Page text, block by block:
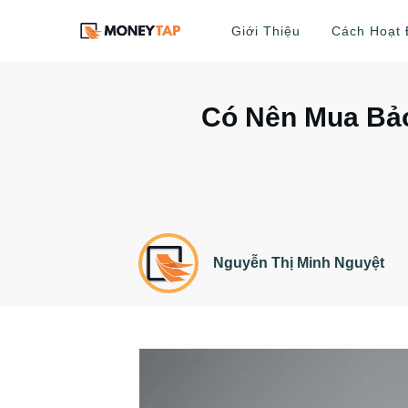
Giới Thiệu Cách Hoạt
Có Nên Mua
Nguyễn Thị Minh Nguyệt